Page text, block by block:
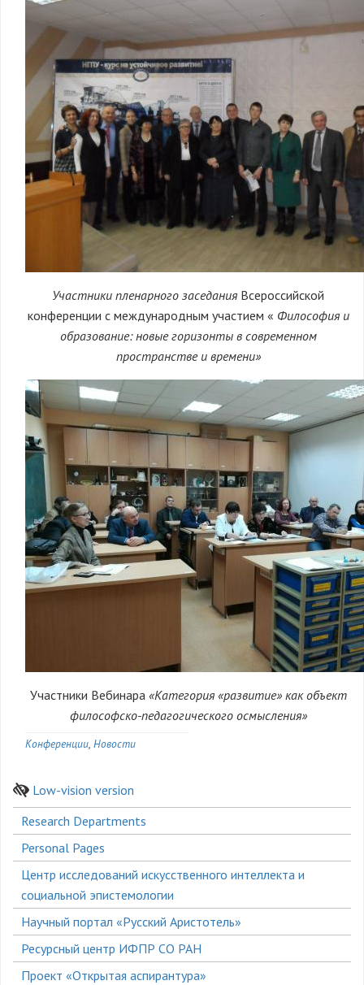
Участники пленарного заседания Всероссийской
конференции с международным участием « Философия и
образование: новые горизонты в современном
пространстве и времени»
Участники Вебинара «Категория «развитие» как объект
философско-педагогического осмысления»
Конференции Новости
Low-vision version
Боковое
меню
Research Departments
Personal Pages
Центр исследований искусственного интеллекта и
социальной эпистемологии
Научный портал «Русский Аристотель»
Ресурсный центр ИФПР СО РАН
Проект «Открытая аспирантура»